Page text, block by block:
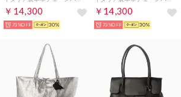
￥14,300
73%OFF 30%
￥14,300
73%OFF 30%